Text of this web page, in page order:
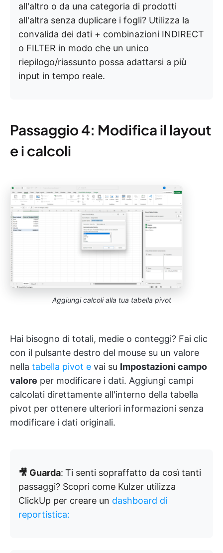
all'altro o da una categoria di prodotti
all'altra senza duplicare i fogli? Utilizza la
convalida dei dati + combinazioni INDIRECT
o FILTER in modo che un unico
riepilogo/riassunto possa adattarsi a più
input in tempo reale.
Passaggio 4: Modifica il layout
e i calcoli
Aggiungi calcoli alla tua tabella pivot
Hai bisogno di totali, medie o conteggi? Fai clic
con il pulsante destro del mouse su un valore
nella tabella pivot e vai su Impostazioni campo
valore per modificare i dati. Aggiungi campi
calcolati direttamente all'interno della tabella
pivot per ottenere ulteriori informazioni senza
modificare i dati originali.
🎥 Guarda: Ti senti sopraffatto da così tanti
passaggi? Scopri come Kulzer utilizza
ClickUp per creare un dashboard di
reportistica: